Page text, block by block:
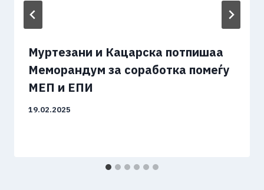
Муртезани и Кацарска потпишаа
Меморандум за соработка помеѓу
МЕП и ЕПИ
19.02.2025